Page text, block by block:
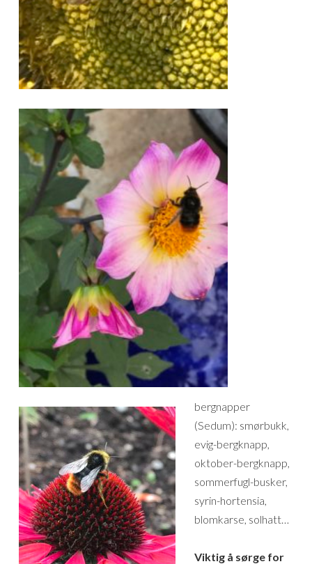
bergnapper
(Sedum): smørbukk,
evig-bergknapp,
oktober-bergknapp,
sommerfugl-busker,
syrin-hortensia,
blomkarse, solhatt…
Viktig å sørge for